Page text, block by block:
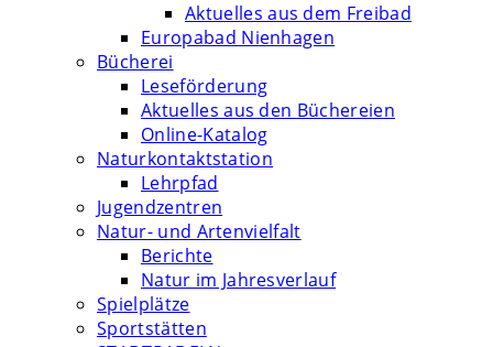
Aktuelles aus dem Freibad
Europabad Nienhagen
Bücherei
Leseförderung
Aktuelles aus den Büchereien
Online-Katalog
Naturkontaktstation
Lehrpfad
Jugendzentren
Natur- und Artenvielfalt
Berichte
Natur im Jahresverlauf
Spielplätze
Sportstätten